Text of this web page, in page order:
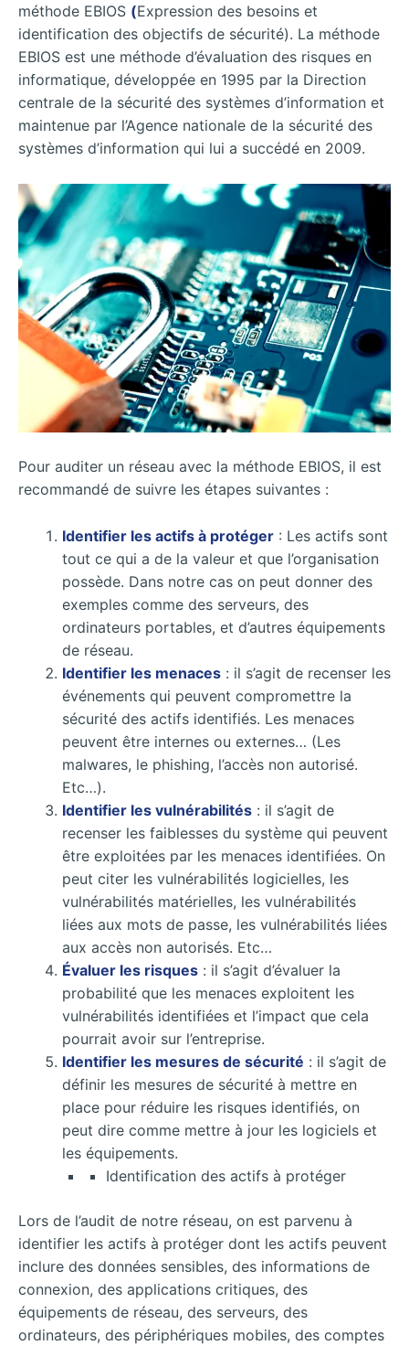
méthode EBIOS (Expression des besoins et
identification des objectifs de sécurité). La méthode
EBIOS est une méthode d’évaluation des risques en
informatique, développée en 1995 par la Direction
centrale de la sécurité des systèmes d’information et
maintenue par l’Agence nationale de la sécurité des
systèmes d’information qui lui a succédé en 2009.
Pour auditer un réseau avec la méthode EBIOS, il est
recommandé de suivre les étapes suivantes :
Identifier les actifs à protéger : Les actifs sont
tout ce qui a de la valeur et que l’organisation
possède. Dans notre cas on peut donner des
exemples comme des serveurs, des
ordinateurs portables, et d’autres équipements
de réseau.
Identifier les menaces : il s’agit de recenser les
événements qui peuvent compromettre la
sécurité des actifs identifiés. Les menaces
peuvent être internes ou externes… (Les
malwares, le phishing, l’accès non autorisé.
Etc…).
Identifier les vulnérabilités : il s’agit de
recenser les faiblesses du système qui peuvent
être exploitées par les menaces identifiées. On
peut citer les vulnérabilités logicielles, les
vulnérabilités matérielles, les vulnérabilités
liées aux mots de passe, les vulnérabilités liées
aux accès non autorisés. Etc…
Évaluer les risques : il s’agit d’évaluer la
probabilité que les menaces exploitent les
vulnérabilités identifiées et l’impact que cela
pourrait avoir sur l’entreprise.
Identifier les mesures de sécurité : il s’agit de
définir les mesures de sécurité à mettre en
place pour réduire les risques identifiés, on
peut dire comme mettre à jour les logiciels et
les équipements.
Identification des actifs à protéger
Lors de l’audit de notre réseau, on est parvenu à
identifier les actifs à protéger dont les actifs peuvent
inclure des données sensibles, des informations de
connexion, des applications critiques, des
équipements de réseau, des serveurs, des
ordinateurs, des périphériques mobiles, des comptes